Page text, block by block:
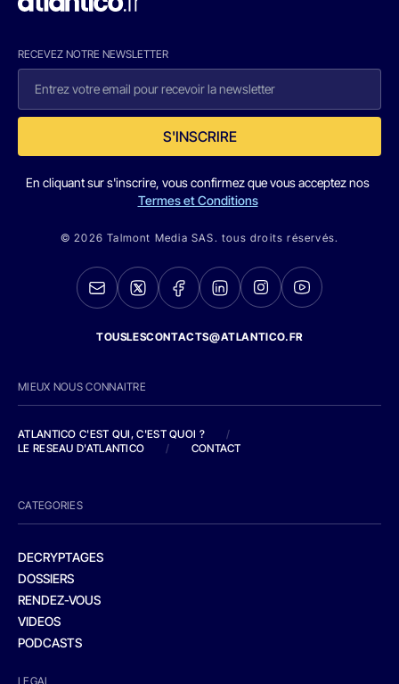
RECEVEZ NOTRE NEWSLETTER
S'INSCRIRE
En cliquant sur s'inscrire, vous confirmez que vous acceptez nos
Termes et Conditions
© 2026 Talmont Media SAS. tous droits réservés.
TOUSLESCONTACTS@ATLANTICO.FR
MIEUX NOUS CONNAITRE
ATLANTICO C'EST QUI, C'EST QUOI ?
/
LE RESEAU D'ATLANTICO
/ CONTACT
CATEGORIES
DECRYPTAGES
DOSSIERS
RENDEZ-VOUS
VIDEOS
PODCASTS
LEGAL